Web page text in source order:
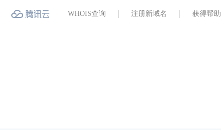
WHOIS查询 注册新域名 获得帮助